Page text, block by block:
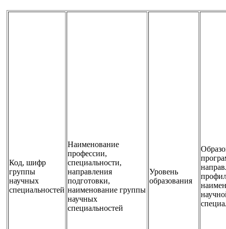
Код, шифр
группы
научных
специальностей
Наименование
профессии,
специальности,
направления
подготовки,
наименование группы
научных
специальностей
Уровень
образования